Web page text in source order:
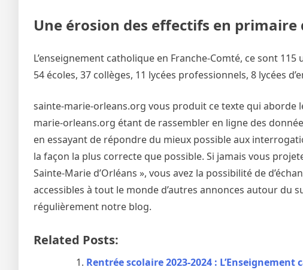
Une érosion des effectifs en primaire
L’enseignement catholique en Franche-Comté, ce sont
54 écoles, 37 collèges, 11 lycées professionnels, 8 lycées
sainte-marie-orleans.org vous produit ce texte qui aborde
marie-orleans.org étant de rassembler en ligne des
en essayant de répondre du mieux possible aux
la façon la plus correcte que possible. Si jamais vous
Sainte-Marie d’Orléans », vous avez la possibilité de
accessibles à tout le monde d’autres annonces autour du
régulièrement notre blog.
Related Posts:
Rentrée scolaire 2023-2024 :